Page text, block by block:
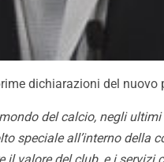
dichiarazioni del nuovo
del calcio, negli
speciale all’interno